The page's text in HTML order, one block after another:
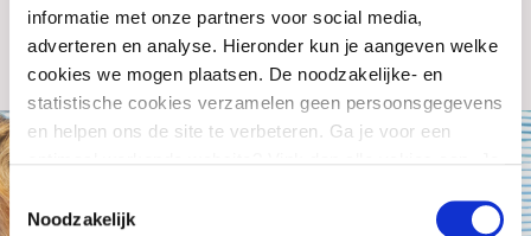
informatie met onze partners voor social media,
adverteren en analyse. Hieronder kun je aangeven welke
cookies we mogen plaatsen. De noodzakelijke- en
statistische cookies verzamelen geen persoonsgegevens
en helpen ons de site te verbeteren. Ga je voor een
Toestemmingsselectie
Noodzakelijk
kansen en mogelijkheden, gericht op resultaat en
vanuit het juiste commitment.’